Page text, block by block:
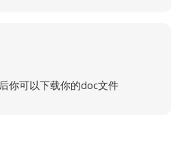
你可以下载你的doc文件